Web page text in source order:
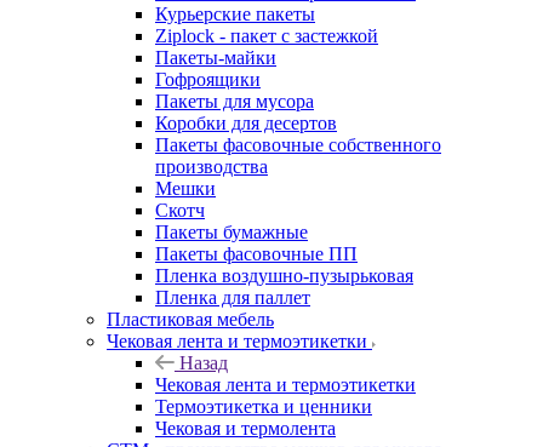
Курьерские пакеты
Ziplock - пакет с застежкой
Пакеты-майки
Гофроящики
Пакеты для мусора
Коробки для десертов
Пакеты фасовочные собственного
производства
Мешки
Скотч
Пакеты бумажные
Пакеты фасовочные ПП
Пленка воздушно-пузырьковая
Пленка для паллет
Пластиковая мебель
Чековая лента и термоэтикетки
Назад
Чековая лента и термоэтикетки
Термоэтикетка и ценники
Чековая и термолента